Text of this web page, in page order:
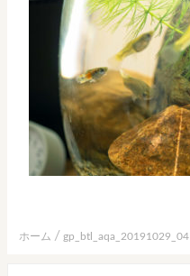
ホーム gp_btl_aqa_20191029_04